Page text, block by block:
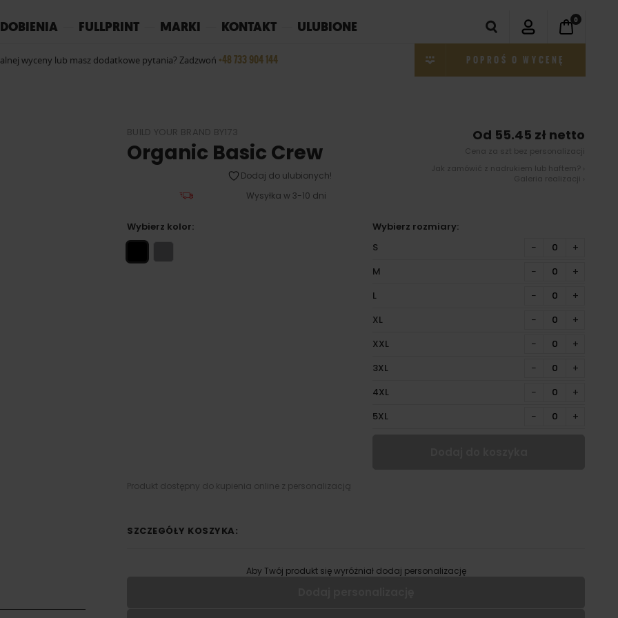
FULLPRINT MARKI KONTAKT ULUBIONE
wyceny lub masz dodatkowe pytania? Zadzwoń +48 733 904 144
0
POPROŚ O WYCENĘ
BUILD YOUR BRAND BY173
Organic Basic Crew
Dodaj do ulubionych!
Wysyłka w 3-10 dni
Od 55.45 zł netto
Cena za szt bez personalizacji
Jak zamówić z nadrukiem lub haftem? ›
Galeria realizacji ›
Wybierz kolor:
Wybierz rozmiary:
S
− +
M − +
L − +
XL − +
XXL − +
3XL − +
4XL − +
5XL − +
Produkt dostępny do kupienia online z personalizacją
SZCZEGÓŁY KOSZYKA:
Aby Twój produkt się wyróżniał dodaj personalizację